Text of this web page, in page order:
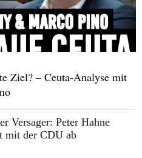
Ziel? – Ceuta-Analyse mit
Versager: Peter Hahne
mit der CDU ab